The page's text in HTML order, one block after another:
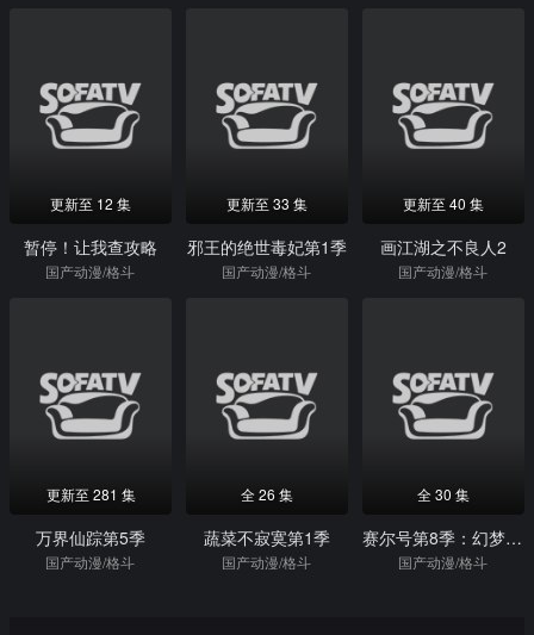
更新至 12 集
暂停！让我查攻略
国产动漫/格斗
更新至 33 集
邪王的绝世毒妃第1季
国产动漫/格斗
更新至 40 集
画江湖之不良人2
国产动漫/格斗
更新至 281 集
万界仙踪第5季
国产动漫/格斗
全 26 集
蔬菜不寂寞第1季
国产动漫/格斗
全 30 集
赛尔号第8季：幻梦战记
国产动漫/格斗